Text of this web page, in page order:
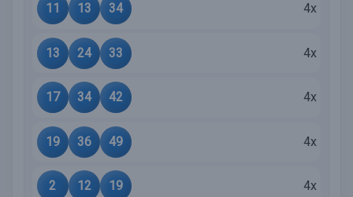
11 13 34 4x
13 24 33 4x
17 34 42 4x
19 36 49 4x
2 12 19 4x